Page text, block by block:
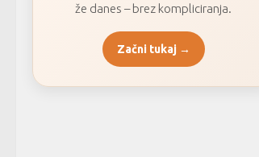
že danes – brez kompliciranja.
Začni tukaj →